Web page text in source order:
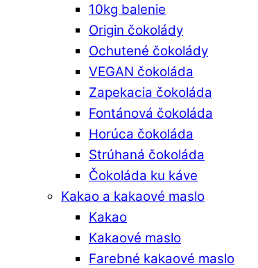
10kg balenie
Origin čokolády
Ochutené čokolády
VEGAN čokoláda
Zapekacia čokoláda
Fontánová čokoláda
Horúca čokoláda
Strúhaná čokoláda
Čokoláda ku káve
Kakao a kakaové maslo
Kakao
Kakaové maslo
Farebné kakaové maslo